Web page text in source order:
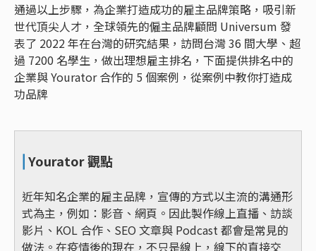
通過以上步驟，為企業打造成功的雇主品牌策略，吸引新
世代頂尖人才，全球領先的僱主品牌顧問 Universum 發
表了 2022 年在台灣的研究結果，訪問台灣 36 間大學、超
過 7200 名學生，做出理想雇主排名，下面提供排名中的
企業與 Yourator 合作的 5 個案例，從案例中教你打造成
功品牌
⎜Yourator 觀點
近年知名企業的雇主品牌，宣傳的方式以主流的溝通形
式為主，例如：影音、網頁。因此製作線上直播、訪談
影片、KOL 合作、SEO 文章與 Podcast 都會是常見的
做法。在疫情後的現在，不只是線上，線下的直接交